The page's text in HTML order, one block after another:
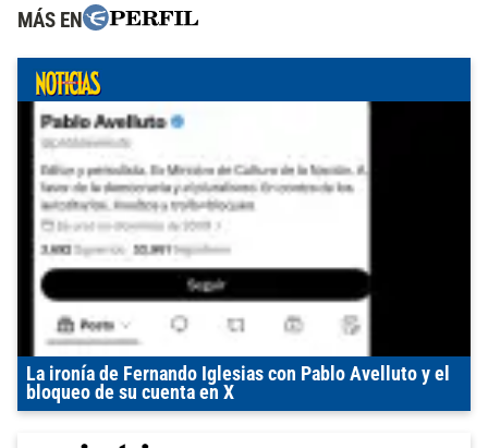
MÁS EN
La ironía de Fernando Iglesias con Pablo Avelluto y el
bloqueo de su cuenta en X